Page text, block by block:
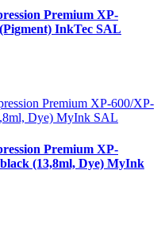
Premium XP-
InkTec SAL
Premium XP-
(13,8ml, Dye) MyInk